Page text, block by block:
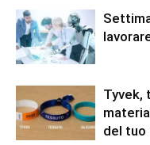
Tyvek,
del tuo